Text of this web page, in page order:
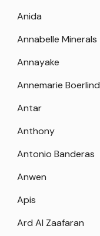
Anida
Annabelle Minerals
Annayake
Annemarie Boerlind
Antar
Anthony
Antonio Banderas
Anwen
Apis
Ard Al Zaafaran